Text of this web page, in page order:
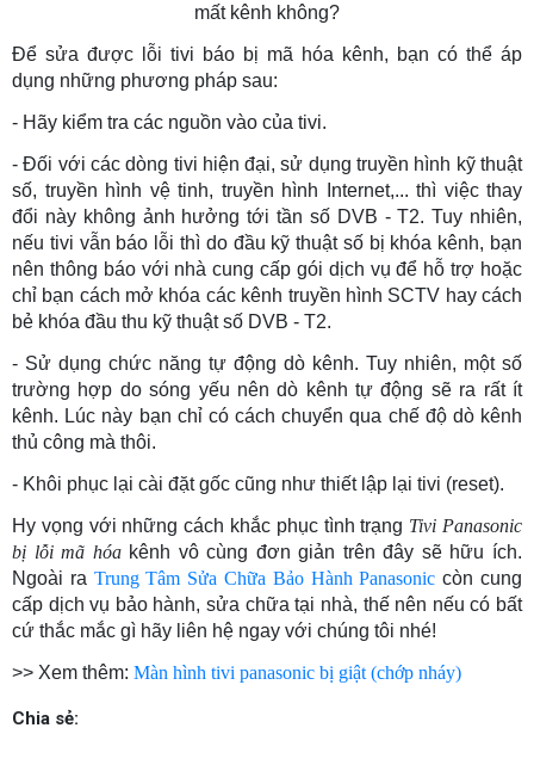
mất kênh không?
Để sửa được lỗi tivi báo bị mã hóa kênh, bạn có thể áp
dụng những phương pháp sau:
- Hãy kiểm tra các nguồn vào của tivi.
- Đối với các dòng tivi hiện đại, sử dụng truyền hình kỹ thuật
số, truyền hình vệ tinh, truyền hình Internet,... thì việc thay
đổi này không ảnh hưởng tới tần số DVB - T2. Tuy nhiên,
nếu tivi vẫn báo lỗi thì do đầu kỹ thuật số bị khóa kênh, bạn
nên thông báo với nhà cung cấp gói dịch vụ để hỗ trợ hoặc
chỉ bạn cách mở khóa các kênh truyền hình SCTV hay cách
bẻ khóa đầu thu kỹ thuật số DVB - T2.
- Sử dụng chức năng tự động dò kênh. Tuy nhiên, một số
trường hợp do sóng yếu nên dò kênh tự động sẽ ra rất ít
kênh. Lúc này bạn chỉ có cách chuyển qua chế độ dò kênh
thủ công mà thôi.
- Khôi phục lại cài đặt gốc cũng như thiết lập lại tivi (reset).
Hy vọng với những cách khắc phục tình trạng Tivi Panasonic
bị lỗi mã hóa kênh vô cùng đơn giản trên đây sẽ hữu ích.
Ngoài ra Trung Tâm Sửa Chữa Bảo Hành Panasonic còn cung
cấp dịch vụ bảo hành, sửa chữa tại nhà, thế nên nếu có bất
cứ thắc mắc gì hãy liên hệ ngay với chúng tôi nhé!
>> Xem thêm: Màn hình tivi panasonic bị giật (chớp nháy)
Chia sẻ: